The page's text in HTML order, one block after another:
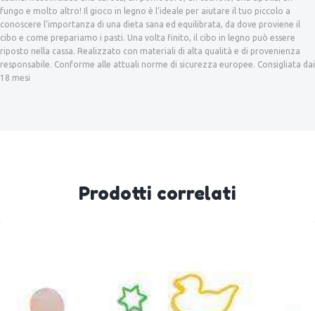
fungo e molto altro! Il gioco in legno è l’ideale per aiutare il tuo piccolo a
conoscere l’importanza di una dieta sana ed equilibrata, da dove proviene il
cibo e come prepariamo i pasti. Una volta finito, il cibo in legno può essere
riposto nella cassa. Realizzato con materiali di alta qualità e di provenienza
responsabile. Conforme alle attuali norme di sicurezza europee. Consigliata dai
18 mesi
Prodotti correlati